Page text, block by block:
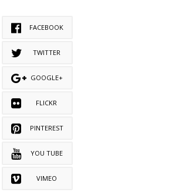
FACEBOOK
TWITTER
GOOGLE+
FLICKR
PINTEREST
YOU TUBE
VIMEO